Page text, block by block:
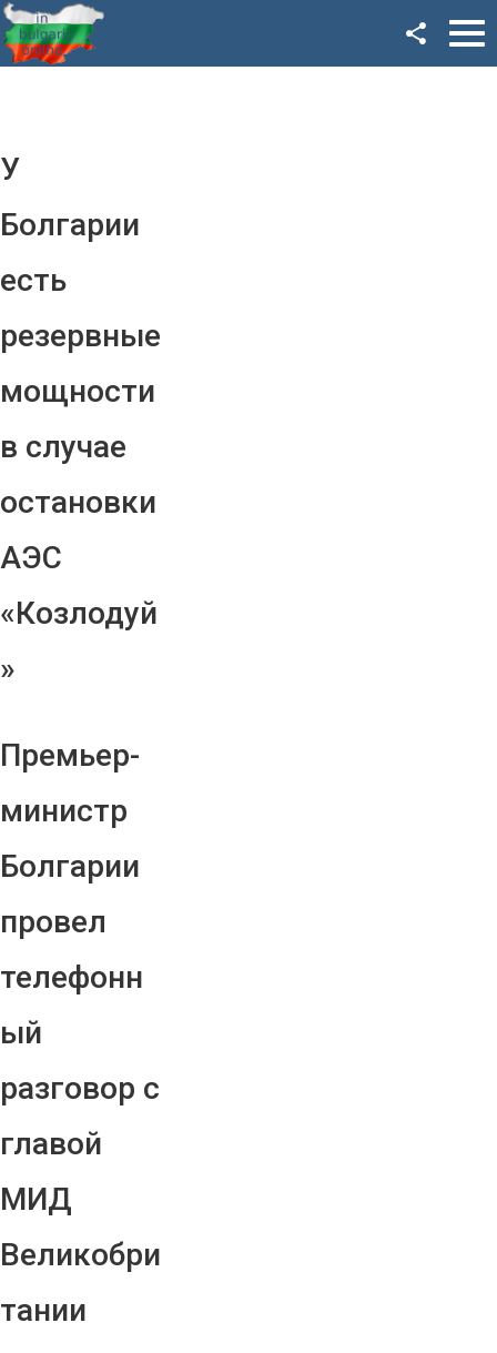
У
Болгарии
есть
резервные
мощности
в случае
остановки
АЭС
«Козлодуй
»
Премьер-
министр
Болгарии
провел
телефонн
ый
разговор с
главой
МИД
Великобри
тании